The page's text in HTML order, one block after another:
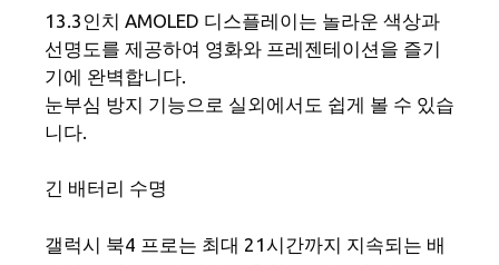
13.3인치 AMOLED 디스플레이는 놀라운 색상과
선명도를 제공하여 영화와 프레젠테이션을 즐기
기에 완벽합니다.
눈부심 방지 기능으로 실외에서도 쉽게 볼 수 있습
니다.
긴 배터리 수명
갤럭시 북4 프로는 최대 21시간까지 지속되는 배